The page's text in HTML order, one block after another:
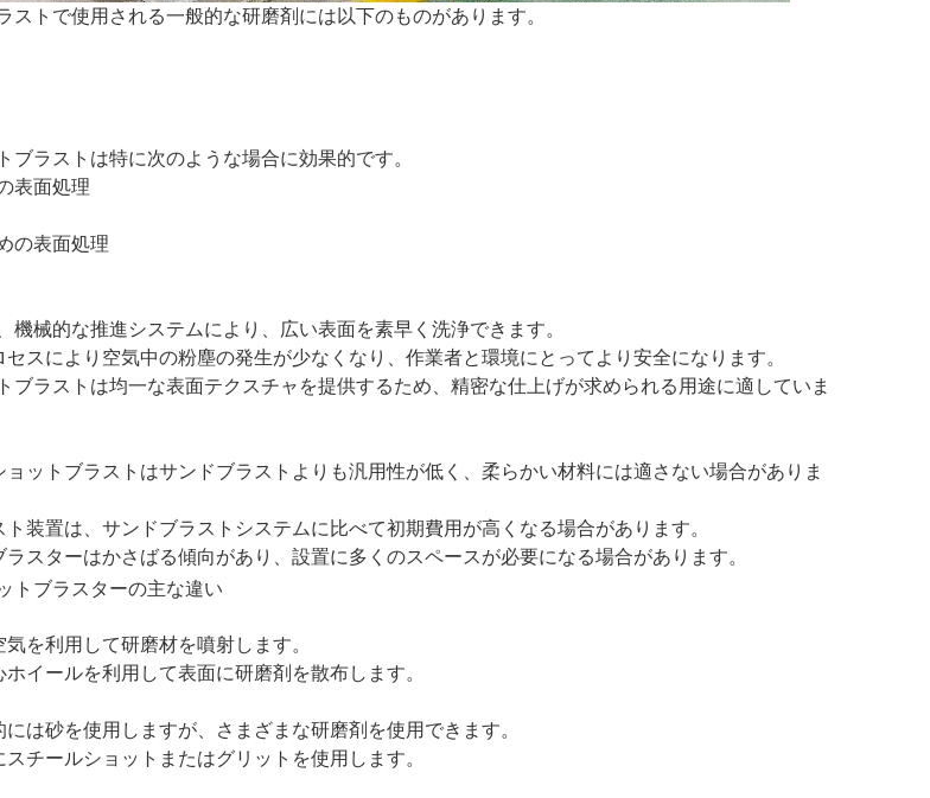
ストで使用される一般的な研磨剤には以下のものがあります。
ブラストは特に次のような場合に効果的です。
表面処理
の表面処理
機械的な推進システムにより、広い表面を素早く洗浄できます。
スにより空気中の粉塵の発生が少なくなり、作業者と環境にとってより安全になります。
ブラストは均一な表面テクスチャを提供するため、精密な仕上げが求められる用途に適していま
ットブラストはサンドブラストよりも汎用性が低く、柔らかい材料には適さない場合がありま
装置は、サンドブラストシステムに比べて初期費用が高くなる場合があります。
スターはかさばる傾向があり、設置に多くのスペースが必要になる場合があります。
トブラスターの主な違い
を利用して研磨材を噴射します。
イールを利用して表面に研磨剤を散布します。
は砂を使用しますが、さまざまな研磨剤を使用できます。
チールショットまたはグリットを使用します。